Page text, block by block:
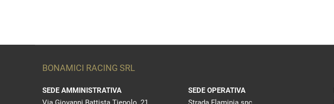
BONAMICI RACING SRL
SEDE AMMINISTRATIVA
SEDE OPERATIVA